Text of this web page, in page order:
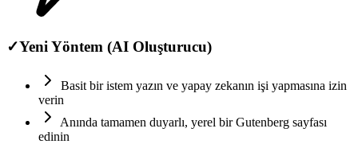
✓Yeni Yöntem (AI Oluşturucu)
Basit bir istem yazın ve yapay zekanın işi yapmasına izin
verin
Anında tamamen duyarlı, yerel bir Gutenberg sayfası
edinin